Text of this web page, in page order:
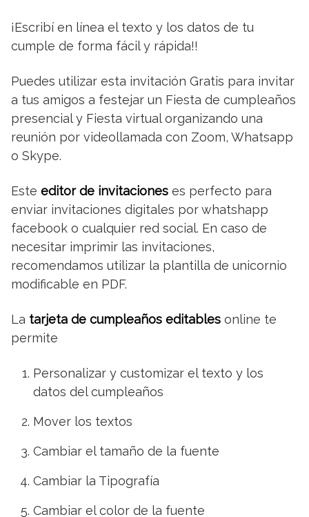
¡Escribí en línea el texto y los datos de tu
cumple de forma fácil y rápida!!
Puedes utilizar esta invitación Gratis para invitar
a tus amigos a festejar un Fiesta de cumpleaños
presencial y Fiesta virtual organizando una
reunión por videollamada con Zoom, Whatsapp
o Skype.
Este editor de invitaciones es perfecto para
enviar invitaciones digitales por whatshapp
facebook o cualquier red social. En caso de
necesitar imprimir las invitaciones,
recomendamos utilizar la plantilla de unicornio
modificable en PDF.
La tarjeta de cumpleaños editables online te
permite
Personalizar y customizar el texto y los
datos del cumpleaños
Mover los textos
Cambiar el tamaño de la fuente
Cambiar la Tipografía
Cambiar el color de la fuente